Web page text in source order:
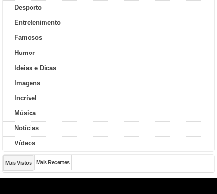
Desporto
Entretenimento
Famosos
Humor
Ideias e Dicas
Imagens
Incrível
Música
Notícias
Vídeos
Mais Vistos Mais Recentes